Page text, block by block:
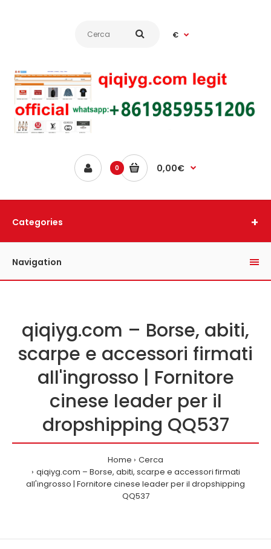
€
0 0,00€
Categories
Navigation
qiqiyg.com – Borse, abiti,
scarpe e accessori firmati
all'ingrosso | Fornitore
cinese leader per il
dropshipping QQ537
Home
Cerca
qiqiyg.com – Borse, abiti, scarpe e accessori firmati
all'ingrosso | Fornitore cinese leader per il dropshipping
QQ537